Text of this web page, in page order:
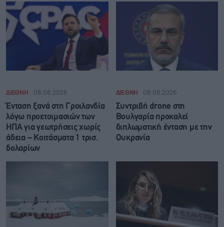
ΔΙΕΘΝΗ 08.08.2026
Ένταση ξανά στη Γροιλανδία
λόγω προετοιμασιών των
ΗΠΑ για γεωτρήσεις χωρίς
άδεια – Κοιτάσματα 1 τρισ.
δολαρίων
ΔΙΕΘΝΗ 08.08.2026
Συντριβή drone στη
Βουλγαρία προκαλεί
διπλωματική ένταση με την
Ουκρανία